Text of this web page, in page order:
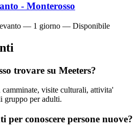
- Monterosso
— 1 giorno — Disponibile
trovare su Meeters?
visite culturali, attivita'
gruppo per adulti.
per conoscere persone nuove?